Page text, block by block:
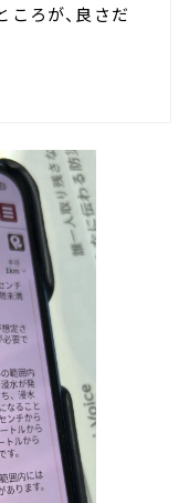
ろが、良さだ